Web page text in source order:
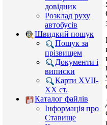
довідник
Розклад руху
автобусів
Швидкий пошук
Пошук за
прізвищем
Документи і
виписки
Карти XVII-
XX ст.
Каталог файлів
Інформація про
Ставище